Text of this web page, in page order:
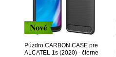
Nové
Púzdro CARBON CASE pre
ALCATEL 1s (2020) - čierne